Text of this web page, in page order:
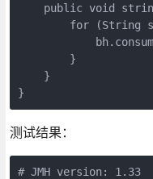
public void
for (String
        }
    }
测试结果：
# JMH version: 1.33